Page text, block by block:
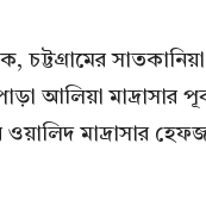
চট্টগ্রামের
আলিয়া মাদ্রাসার
মাদ্রাসার